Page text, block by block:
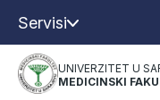
Servisi
UNIVERZITET U
MEDICINSKI